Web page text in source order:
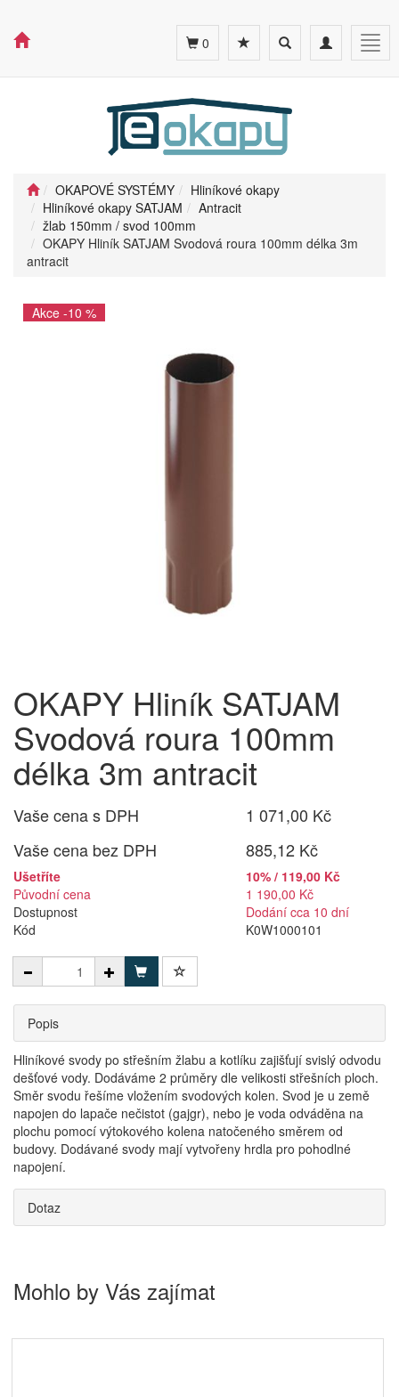
Toggle
navigation
Toggle
search
0
OKAPOVÉ SYSTÉMY
Hliníkové okapy
Hliníkové okapy SATJAM
Antracit
žlab 150mm / svod 100mm
OKAPY Hliník SATJAM Svodová roura 100mm délka 3m
antracit
Akce -10 %
OKAPY Hliník SATJAM
Svodová roura 100mm
délka 3m antracit
Vaše cena s DPH
1 071,00 Kč
Vaše cena bez DPH
885,12 Kč
Ušetříte
10% / 119,00 Kč
Původní cena
1 190,00 Kč
Dostupnost
Dodání cca 10 dní
Kód
K0W1000101
Popis
Hliníkové svody po střešním žlabu a kotlíku zajišťují svislý odvodu
dešťové vody. Dodáváme 2 průměry dle velikosti střešních ploch.
Směr svodu řešíme vložením svodových kolen. Svod je u země
napojen do lapače nečistot (gajgr), nebo je voda odváděna na
plochu pomocí výtokového kolena natočeného směrem od
budovy. Dodávané svody mají vytvořeny hrdla pro pohodlné
napojení.
Dotaz
Mohlo by Vás zajímat